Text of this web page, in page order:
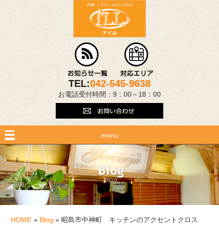
TEL:042-545-9638
お電話受付時間：9：00～18：00
menu
HOME » Blog » 昭島市中神町 キッチンのアクセントクロス